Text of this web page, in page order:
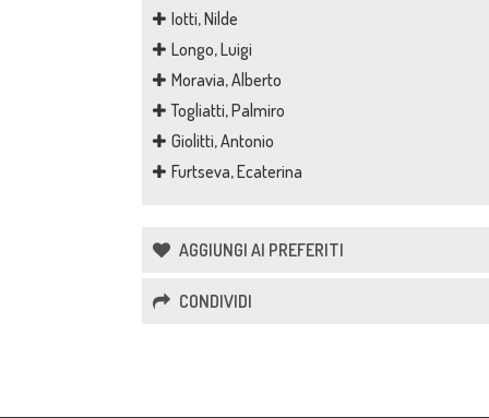
Iotti, Nilde
Longo, Luigi
Moravia, Alberto
Togliatti, Palmiro
Giolitti, Antonio
Furtseva, Ecaterina
AGGIUNGI AI PREFERITI
CONDIVIDI